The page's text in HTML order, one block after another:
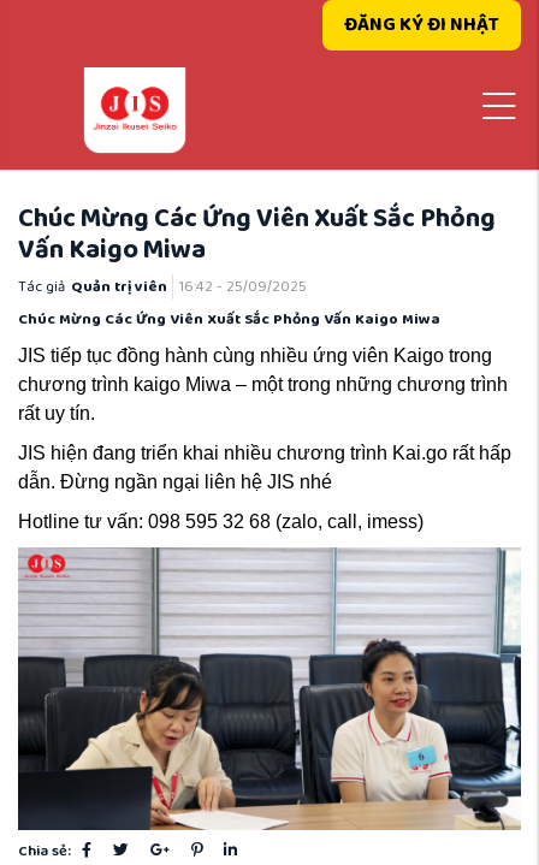
ĐĂNG KÝ ĐI NHẬT
Chúc Mừng Các Ứng Viên Xuất Sắc Phỏng
Vấn Kaigo Miwa
Tác giả Quản trị viên 16:42 - 25/09/2025
Chúc Mừng Các Ứng Viên Xuất Sắc Phỏng Vấn Kaigo Miwa
JIS tiếp tục đồng hành cùng nhiều ứng viên Kaigo trong
chương trình kaigo Miwa – một trong những chương trình
rất uy tín.
JIS hiện đang triển khai nhiều chương trình Kai.go rất hấp
dẫn. Đừng ngần ngại liên hệ JIS nhé
Hotline tư vấn: 098 595 32 68 (zalo, call, imess)
Chia sẻ: